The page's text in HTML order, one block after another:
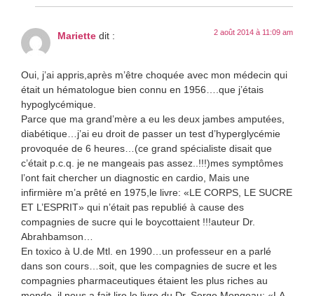
Mariette dit : 2 août 2014 à 11:09 am
Oui, j’ai appris,après m’être choquée avec mon médecin qui
était un hématologue bien connu en 1956….que j’étais
hypoglycémique.
Parce que ma grand’mère a eu les deux jambes amputées,
diabétique…j’ai eu droit de passer un test d’hyperglycémie
provoquée de 6 heures…(ce grand spécialiste disait que
c’était p.c.q. je ne mangeais pas assez..!!!)mes symptômes
l’ont fait chercher un diagnostic en cardio, Mais une
infirmière m’a prêté en 1975,le livre: «LE CORPS, LE SUCRE
ET L’ESPRIT» qui n’était pas republié à cause des
compagnies de sucre qui le boycottaient !!!auteur Dr.
Abrahbamson…
En toxico à U.de Mtl. en 1990…un professeur en a parlé
dans son cours…soit, que les compagnies de sucre et les
compagnies pharmaceutiques étaient les plus riches au